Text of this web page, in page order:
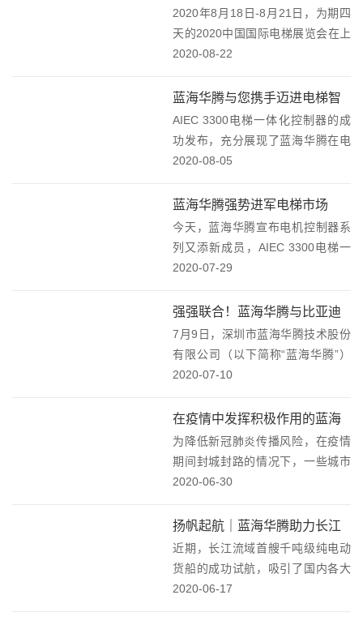
德清研究院中国科学院物联网研究
发展中心深圳市蓝海...
2020年8月18日-8月21日，为期四
天的2020中国国际电梯展览会在上
海落下帷幕。蓝海华腾携多款电梯
件和成熟的解决方案亮相本次盛
会，为现场观众呈现了一场科技盛
宴，受到...
2020-08-22
蓝海华腾与您携手迈进电梯智
能化时代！
AIEC 3300电梯一体化控制器的成
功发布，充分展现了蓝海华腾在电
机控制器领域的强大创新实力和研
始批量使用，技术性能指标达到行
业先进水平。AIEC 3300电梯一体
化控...
2020-08-05
蓝海华腾强势进军电梯市场
今天，蓝海华腾宣布电机控制器系
列又添新成员，AIEC 3300电梯一
体化控制器产品正式发布。搭载自
足普通客梯、别墅梯、货梯及观光
梯等电梯行业的应用需求。该产品
凝聚了蓝海华...
2020-07-29
强强联合！蓝海华腾与比亚迪
电池达成战略合作协议
7月9日，深圳市蓝海华腾技术股份
有限公司（以下简称“蓝海华腾”）
与惠州比亚迪电池有限公司（以下
框架协议签约仪式，在深圳市光明
区隆重举行。蓝海华腾董事长、总
经理邱文渊先生...
2020-07-10
在疫情中发挥积极作用的蓝海
华腾控制器！
为降低新冠肺炎传播风险，在疫情
期间封城封路的情况下，一些城市
大范围进行沿街喷洒消杀工作。其
器的高效抑尘车（喷雾车，俗称雾
炮车），在这次肺炎疫情“前线”发
挥了积极的作用，为...
2020-06-30
扬帆起航｜蓝海华腾助力长江
流域首艘千吨级纯电动货船成
功试航！
近期，长江流域首艘千吨级纯电动
货船的成功试航，吸引了国内各大
主流媒体纷纷报道。该船搭载了蓝
2020-06-17